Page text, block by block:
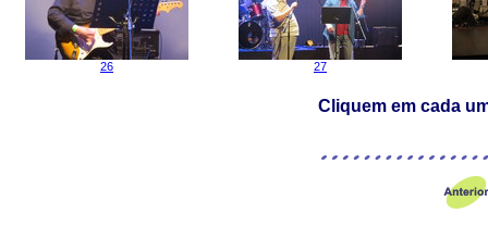
26 27
Cliquem em cada